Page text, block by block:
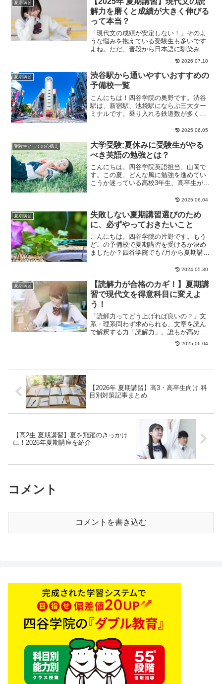
夏期講習
解力を磨くと成績が大きく伸びる
って本当？
「現代文の成績が安定しない！」そのよ
うな悩みを抱えている受験生も多いです
よね。ただ、普段から日本語に馴染みの
ある人であれば、現代文の文章が「読め
2026.07.10
夏期講習
渋谷駅から通いやすいおすすめの
予備校一覧
こんにちは！四谷学院の奥野です。渋谷
駅は、新宿駅、池袋駅にならぶ三大ター
ミナルです。乗り入れる鉄道数が多く、
2025.06.05
受験生としての心構え
大学受験:夏休みに受験生がやる
べき英語の勉強とは？
こんにちは。四谷学院英語担当、山岡で
す。この夏、どんな風に勉強を進めてい
こうか迷っている高校3年生、高卒生が多
2025.06.04
夏期講習
失敗しない夏期講習選びのため
に、必ずやっておきたいこと
こんにちは。四谷学院の片野です。もう
どこの予備校で夏期講習を受けるか決め
ましたか？四谷学院でも7月から夏期講習
2024.05.30
夏期講習
【読解力が合格のカギ！】夏期講
習で現代文を得意科目に変えよ
う！
「読解力ってどう上げれば良いの？」文
系・理系問わず求められる、文章を読ん
で解釈する力「読解力」。誰もが高めた
いとは思うものの、どう勉強すれば効果
2025.06.04
【2026年 夏期講習】高3・高卒生向け 科
目別対策記事まとめ
【高2生 夏期講習】夏を飛躍のきっかけ
に！2026年夏期講座を紹介
コメント
コメントを書き込む